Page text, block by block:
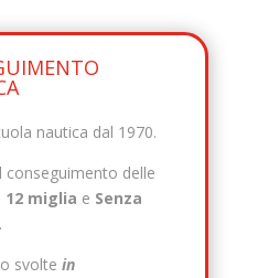
nautica dal 1970.
conseguimento delle
12 miglia e Senza
.
svolte in